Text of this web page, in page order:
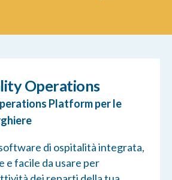
Operations
Platform per le
di ospitalità integrata,
e facile da usare per